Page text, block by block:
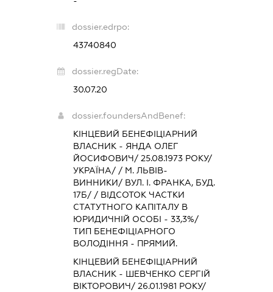
dossier.edrpo:
43740840
dossier.regDate:
30.07.20
dossier.foundersAndBenef:
КІНЦЕВИЙ БЕНЕФІЦІАРНИЙ
ВЛАСНИК - ЯНДА ОЛЕГ
ЙОСИФОВИЧ/ 25.08.1973 РОКУ/
УКРАЇНА/ / М. ЛЬВІВ-
ВИННИКИ/ ВУЛ. І. ФРАНКА, БУД.
17Б/ / ВІДСОТОК ЧАСТКИ
СТАТУТНОГО КАПІТАЛУ В
ЮРИДИЧНІЙ ОСОБІ - 33,3%/
ТИП БЕНЕФІЦІАРНОГО
ВОЛОДІННЯ - ПРЯМИЙ.
КІНЦЕВИЙ БЕНЕФІЦІАРНИЙ
ВЛАСНИК - ШЕВЧЕНКО СЕРГІЙ
ВІКТОРОВИЧ/ 26.01.1981 РОКУ/